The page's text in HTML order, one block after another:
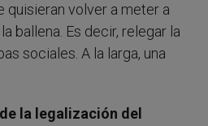
quisieran volver a meter a
ballena. Es decir, relegar la
sociales. A la larga, una
la legalización del